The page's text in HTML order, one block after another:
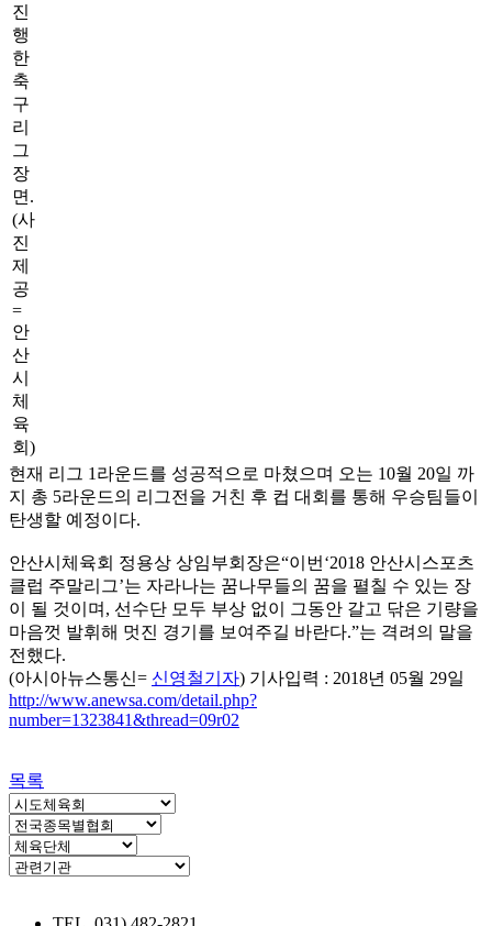
진
행
한
축
구
리
그
장
면.
(사
진
제
공
=
안
산
시
체
육
회)
현재 리그 1라운드를 성공적으로 마쳤으며 오는 10월 20일 까
지 총 5라운드의 리그전을 거친 후 컵 대회를 통해 우승팀들이
탄생할 예정이다.
안산시체육회 정용상 상임부회장은“이번‘2018 안산시스포츠
클럽 주말리그’는 자라나는 꿈나무들의 꿈을 펼칠 수 있는 장
이 될 것이며, 선수단 모두 부상 없이 그동안 갈고 닦은 기량을
마음껏 발휘해 멋진 경기를 보여주길 바란다.”는 격려의 말을
전했다.
(아시아뉴스통신= 신영철기자) 기사입력 : 2018년 05월 29일
http://www.anewsa.com/detail.php?
number=1323841&thread=09r02
목록